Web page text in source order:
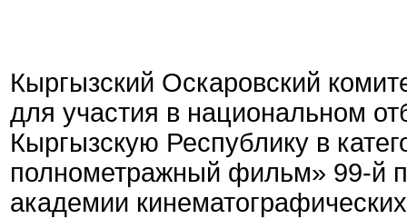
Кыргызский Оскаровский
для участия в национальном
Кыргызскую Республику в
полнометражный фильм» 99-й
академии